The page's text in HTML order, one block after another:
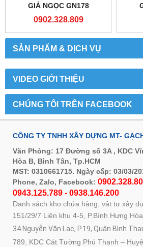
SẢN PHẨM & DỊCH VỤ
VIDEO GIỚI THIỆU
CHÚNG TÔI TRÊN FACEBOOK
GIẢ NGỌC GN178
0902.328.809
CÔNG TY TNHH XÂY DỰNG MT-
Văn Phòng: 17 Đường số 3A , KDC
Hòa B, Bình Tân, Tp.HCM
MST: 0310661715. Ngày cấp: 03/03/
Phone, Zalo, Facebook:
0943.125.789 - 0938.146.200
Danh sách kho chứa hàng, vật tư xây
151/29/7 Liên khu 4-5, P.Bình Hưng
34 Nguyễn Văn Lạc, P.19, Quận Bình
789, KDC Cát Tường Phú Thạnh –